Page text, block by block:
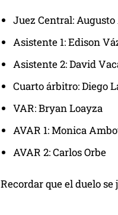
Juez Central:
Asistente 1: Edison
Asistente 2: David
Cuarto árbitro: Diego
VAR: Bryan Loayza
AVAR 1: Monica
AVAR 2: Carlos Orbe
Recordar que el duelo